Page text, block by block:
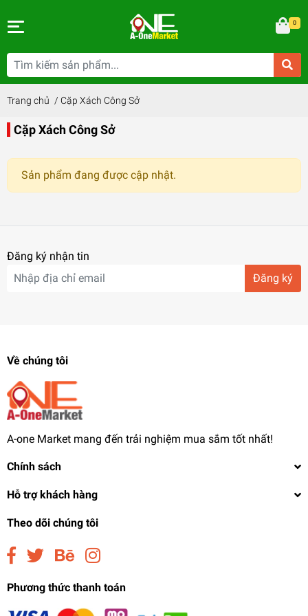
0
Trang chủ / Cặp Xách Công Sở
Cặp Xách Công Sở
Sản phẩm đang được cập nhật.
Đăng ký nhận tin
Đăng ký
Về chúng tôi
A-one Market mang đến trải nghiệm mua sắm tốt nhất!
Chính sách
Hỗ trợ khách hàng
Theo dõi chúng tôi
Phương thức thanh toán